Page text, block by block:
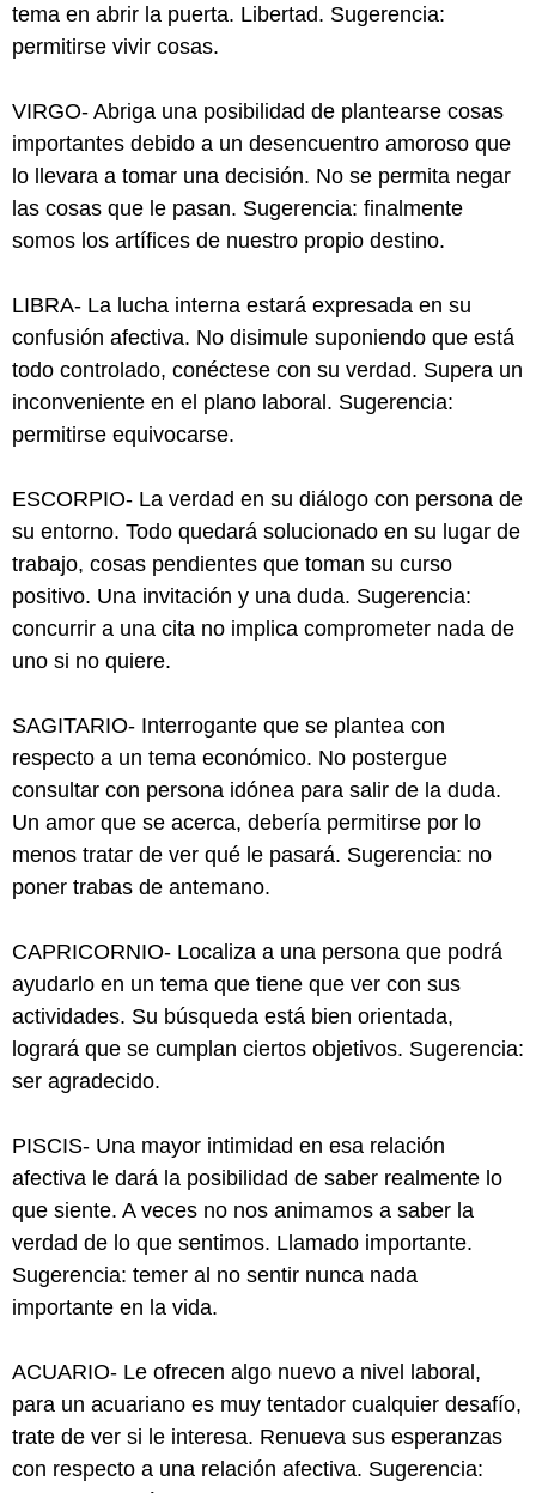
tema en abrir la puerta. Libertad. Sugerencia:
permitirse vivir cosas.
VIRGO- Abriga una posibilidad de plantearse cosas
importantes debido a un desencuentro amoroso que
lo llevara a tomar una decisión. No se permita negar
las cosas que le pasan. Sugerencia: finalmente
somos los artífices de nuestro propio destino.
LIBRA- La lucha interna estará expresada en su
confusión afectiva. No disimule suponiendo que está
todo controlado, conéctese con su verdad. Supera un
inconveniente en el plano laboral. Sugerencia:
permitirse equivocarse.
ESCORPIO- La verdad en su diálogo con persona de
su entorno. Todo quedará solucionado en su lugar de
trabajo, cosas pendientes que toman su curso
positivo. Una invitación y una duda. Sugerencia:
concurrir a una cita no implica comprometer nada de
uno si no quiere.
SAGITARIO- Interrogante que se plantea con
respecto a un tema económico. No postergue
consultar con persona idónea para salir de la duda.
Un amor que se acerca, debería permitirse por lo
menos tratar de ver qué le pasará. Sugerencia: no
poner trabas de antemano.
CAPRICORNIO- Localiza a una persona que podrá
ayudarlo en un tema que tiene que ver con sus
actividades. Su búsqueda está bien orientada,
logrará que se cumplan ciertos objetivos. Sugerencia:
ser agradecido.
PISCIS- Una mayor intimidad en esa relación
afectiva le dará la posibilidad de saber realmente lo
que siente. A veces no nos animamos a saber la
verdad de lo que sentimos. Llamado importante.
Sugerencia: temer al no sentir nunca nada
importante en la vida.
ACUARIO- Le ofrecen algo nuevo a nivel laboral,
para un acuariano es muy tentador cualquier desafío,
trate de ver si le interesa. Renueva sus esperanzas
con respecto a una relación afectiva. Sugerencia: